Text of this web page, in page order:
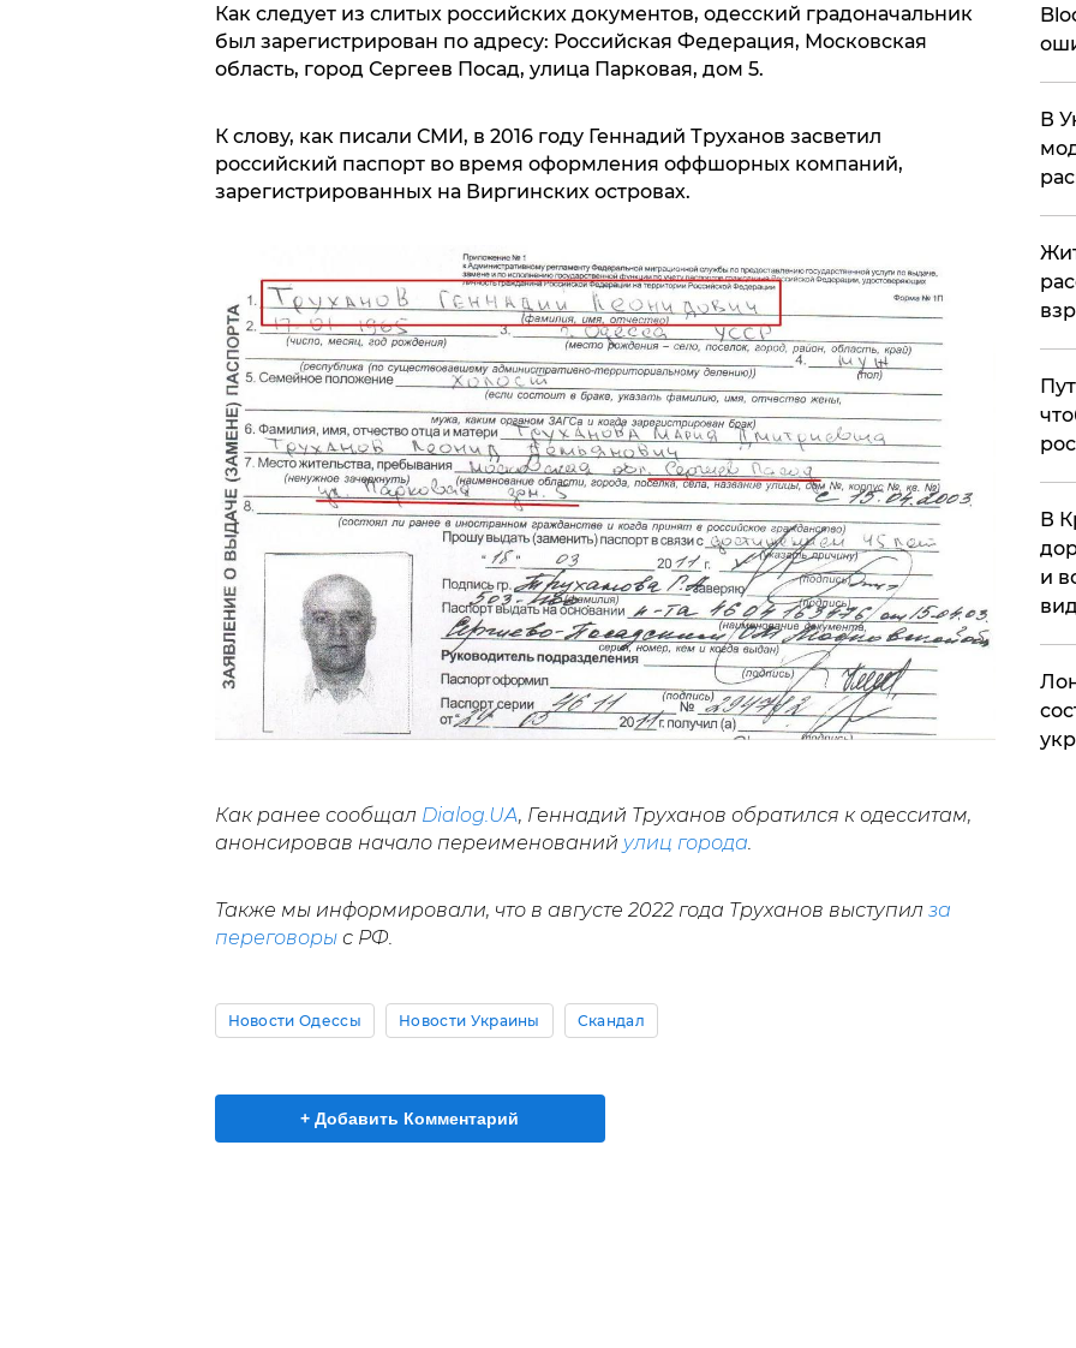
Как следует из слитых российских документов, одесский градоначальник
был зарегистрирован по адресу: Российская Федерация, Московская
область, город Сергеев Посад, улица Парковая, дом 5.
К слову, как писали СМИ, в 2016 году Геннадий Труханов засветил
российский паспорт во время оформления оффшорных компаний,
зарегистрированных на Виргинских островах.
Как ранее сообщал Dialog.UA, Геннадий Труханов обратился к одесситам,
анонсировав начало переименований улиц города.
Также мы информировали, что в августе 2022 года Труханов выступил за
переговорыс РФ.
Новости Одессы Новости Украины Скандал
+ Добавить Комментарий
В
В
и